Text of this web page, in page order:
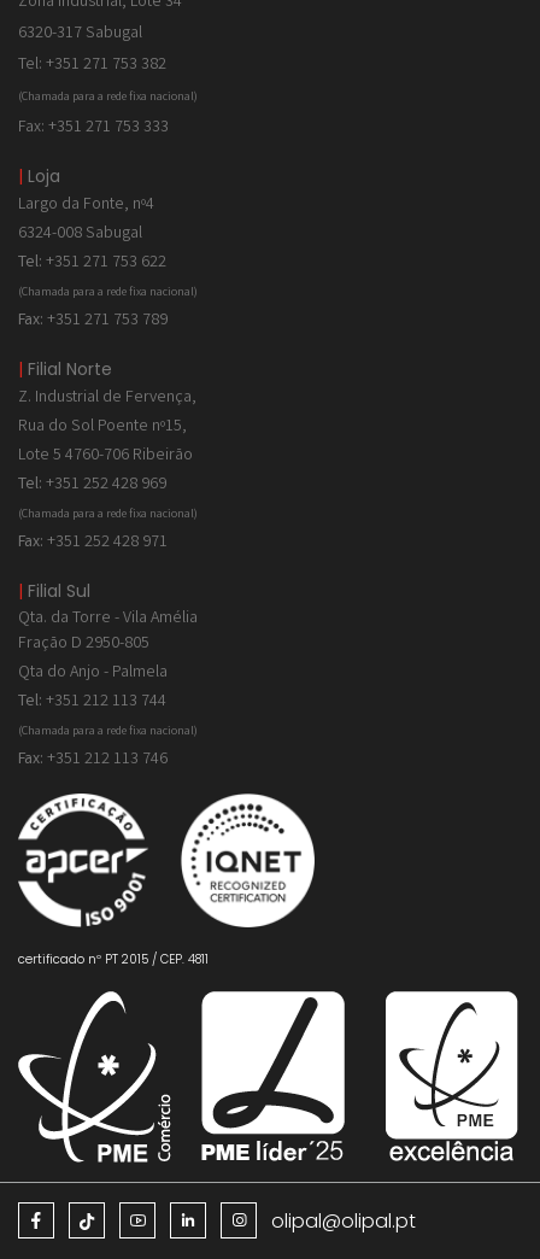
6320-317 Sabugal
Tel: +351 271 753 382
(Chamada para a rede fixa nacional)
Fax: +351 271 753 333
| Loja
Largo da Fonte, nº4
6324-008 Sabugal
Tel: +351 271 753 622
(Chamada para a rede fixa nacional)
Fax: +351 271 753 789
| Filial Norte
Z. Industrial de Fervença,
Rua do Sol Poente nº15,
Lote 5 4760-706 Ribeirão
Tel: +351 252 428 969
(Chamada para a rede fixa nacional)
Fax: +351 252 428 971
| Filial Sul
Qta. da Torre - Vila Amélia
Fração D 2950-805
Qta do Anjo - Palmela
Tel: +351 212 113 744
(Chamada para a rede fixa nacional)
Fax: +351 212 113 746
certificado nº PT 2015 / CEP. 4811
olipal@olipal.pt